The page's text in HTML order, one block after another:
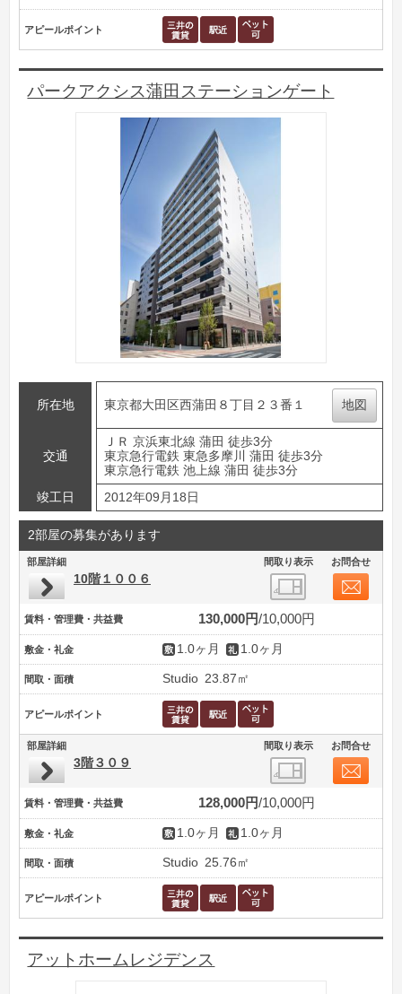
アピールポイント
パークアクシス蒲田ステーションゲート
所在地 東京都大田区西蒲田８丁目２３番１ 地図
交通
ＪＲ 京浜東北線 蒲田 徒歩3分
東京急行電鉄 東急多摩川 蒲田 徒歩3分
東京急行電鉄 池上線 蒲田 徒歩3分
竣工日
2012年09月18日
2部屋の募集があります
部屋詳細 間取り表示 お問合せ
10階１００６
賃料・管理費・共益費 130,000円 10,000円
敷金・礼金 1.0ヶ月 1.0ヶ月
間取・面積 Studio 23.87㎡
アピールポイント
部屋詳細 間取り表示 お問合せ
3階３０９
賃料・管理費・共益費 128,000円 10,000円
敷金・礼金 1.0ヶ月 1.0ヶ月
間取・面積 Studio 25.76㎡
アピールポイント
アットホームレジデンス